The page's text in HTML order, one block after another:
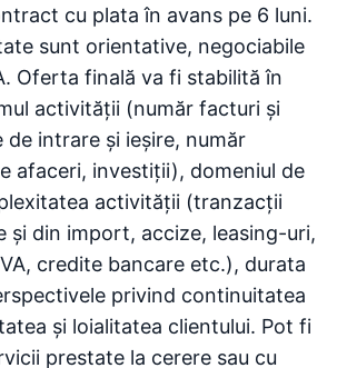
cu plata în avans pe 6 luni.
sunt orientative, negociabile
Oferta finală va fi stabilită în
activității (număr facturi și
de intrare și ieșire, număr
afaceri, investiții), domeniul de
activității (tranzacții
și din import, accize, leasing-uri,
credite bancare etc.), durata
privind continuitatea
și loialitatea clientului. Pot fi
prestate la cerere sau cu